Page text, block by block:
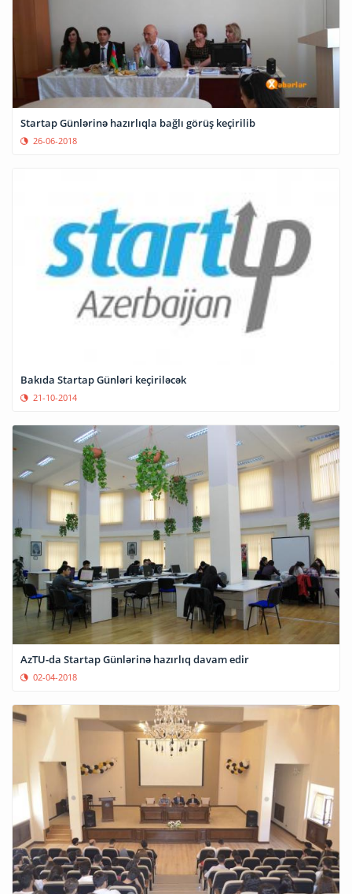
Startap Günlərinə hazırlıqla bağlı görüş keçirilib
26-06-2018
Bakıda Startap Günləri keçiriləcək
21-10-2014
AzTU-da Startap Günlərinə hazırlıq davam edir
02-04-2018